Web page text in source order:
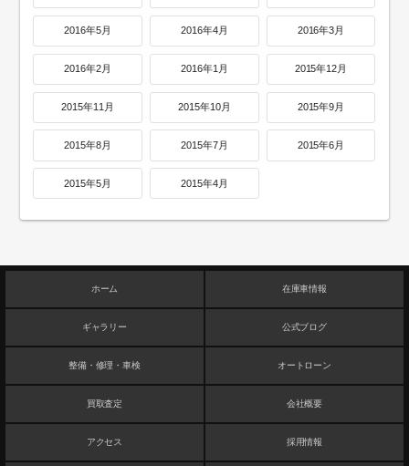
2016年5月 2016年4月 2016年3月
2016年2月 2016年1月 2015年12月
2015年11月 2015年10月 2015年9月
2015年8月 2015年7月 2015年6月
2015年5月 2015年4月
ホーム 在庫車情報
ギャラリー 公式ブログ
整備・修理・車検 オートローン
買取査定 会社概要
アクセス 採用情報